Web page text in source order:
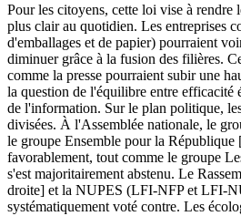
Pour les citoyens, cette loi vise à rendre
plus clair au quotidien. Les entreprises
d'emballages et de papier) pourraient
diminuer grâce à la fusion des filières.
comme la presse pourraient subir une
la question de l'équilibre entre efficacité
de l'information. Sur le plan politique,
divisées. À l'Assemblée nationale, le
le groupe Ensemble pour la République
favorablement, tout comme le groupe
s'est majoritairement abstenu. Le
droite] et la NUPES (LFI-NFP et LFI-
systématiquement voté contre. Les